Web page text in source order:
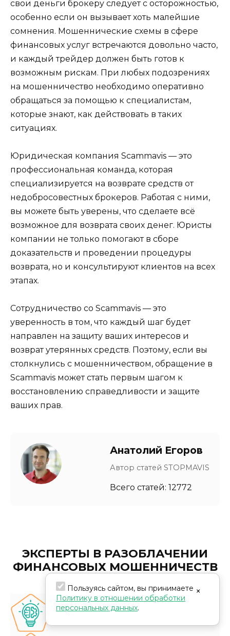
свои деньги брокеру следует с осторожностью,
особенно если он вызывает хоть малейшие
сомнения. Мошеннические схемы в сфере
финансовых услуг встречаются довольно часто,
и каждый трейдер должен быть готов к
возможным рискам. При любых подозрениях
на мошенничество необходимо оперативно
обращаться за помощью к специалистам,
которые знают, как действовать в таких
ситуациях.
Юридическая компания Scammavis — это
профессиональная команда, которая
специализируется на возврате средств от
недобросовестных брокеров. Работая с ними,
вы можете быть уверены, что сделаете всё
возможное для возврата своих денег. Юристы
компании не только помогают в сборе
доказательств и проведении процедуры
возврата, но и консультируют клиентов на всех
этапах.
Сотрудничество со Scammavis — это
уверенность в том, что каждый шаг будет
направлен на защиту ваших интересов и
возврат утерянных средств. Поэтому, если вы
столкнулись с мошенничеством, обращение в
Scammavis может стать первым шагом к
восстановлению справедливости и защите
ваших прав.
Анатолий Егоров
Автор статей STOPMAVIS
Всего статей: 12772
ЭКСПЕРТЫ В РАЗОБЛАЧЕНИИ
ФИНАНСОВЫХ МОШЕННИЧЕСТВ
Глубокие знания и экспертиза
×
Пользуясь сайтом, вы принимаете
Политику в отношении обработки
персональных данных.